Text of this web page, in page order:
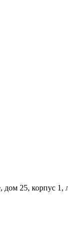
дом 25, корпус 1,